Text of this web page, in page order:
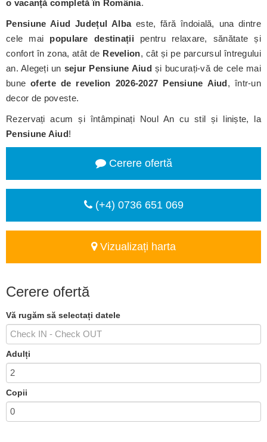
o vacanță completă în România.
Pensiune Aiud Județul Albaeste, fără îndoială, una dintre
cele mai populare destinații pentru relaxare, sănătate și
confort în zona, atât de Revelion, cât și pe parcursul întregului
an. Alegeți un sejur Pensiune Aiud și bucurați-vă de cele mai
buneoferte de revelion 2026-2027 Pensiune Aiud, într-un
decor de poveste.
Rezervați acum și întâmpinați Noul An cu stil și liniște, la
Pensiune Aiud!
Cerere ofertă
(+4) 0736 651 069
Vizualizați harta
Cerere ofertă
Vă rugăm să selectați datele
Adulți
Copii